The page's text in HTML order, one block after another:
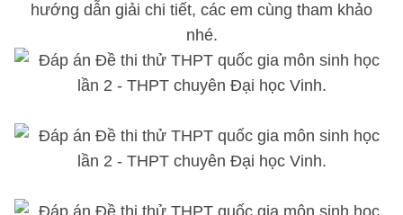
hướng dẫn giải chi tiết, các em cùng tham khảo
nhé.